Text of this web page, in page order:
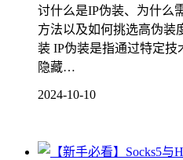
讨什么是IP伪装、为什么
方法以及如何挑选高伪装
装 IP伪装是指通过特定
隐藏…
2024-10-10